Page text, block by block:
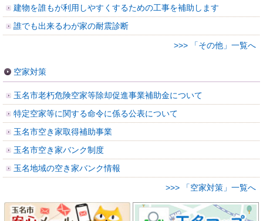
建物を誰もが利用しやすくするための工事を補助します
誰でも出来るわが家の耐震診断
>>> 「その他」一覧へ
空家対策
玉名市老朽危険空家等除却促進事業補助金について
特定空家等に関する命令に係る公表について
玉名市空き家取得補助事業
玉名市空き家バンク制度
玉名地域の空き家バンク情報
>>> 「空家対策」一覧へ